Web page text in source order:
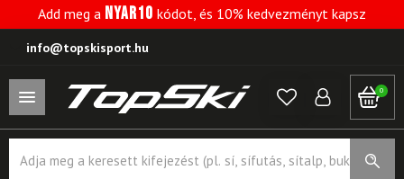
Add meg a NYAR10 kódot, és 10% kedvezményt kapsz
info@topskisport.hu
0
search